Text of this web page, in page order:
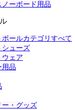
ノーボード用品
ールカテゴリすべて
シューズ
ウェア
用品
ー・グッズ